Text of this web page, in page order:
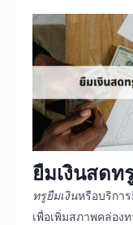
ยืมเงินสดท
ทรูยืมเงินหรือบริกา
เพื่อเพิ่มสภาพคล่อง